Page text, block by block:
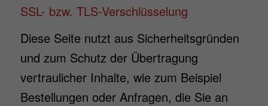
SSL- bzw. TLS-Verschlüsselung
Diese Seite nutzt aus Sicherheitsgründen
und zum Schutz der Übertragung
vertraulicher Inhalte, wie zum Beispiel
Bestellungen oder Anfragen, die Sie an
weitere Informationen anzeigen lassen und so nur bestimmte
Nur essenzielle Cookies akzeptieren